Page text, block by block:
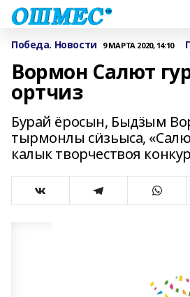
Победа. Новости 9 МАРТА 2020, 14:10
Вормон Салют
ортчиз
Бурай ёросын, Быдӟым
тырмонлы сӥзьыса,
калык творчествоя